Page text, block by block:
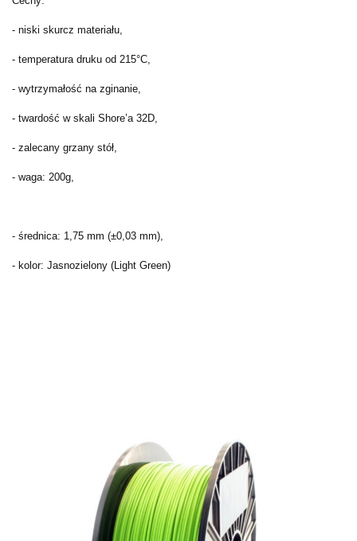
- niski skurcz materiału,
- temperatura druku od 215°C,
- wytrzymałość na zginanie,
- twardość w skali Shore’a 32D,
- zalecany grzany stół,
- waga: 200g,
- średnica: 1,75 mm (±0,03 mm),
- kolor: Jasnozielony (Light Green)